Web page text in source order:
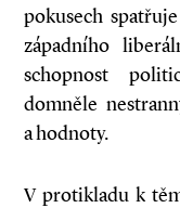
pokusech
západního
schopnost
domněle
a hodnoty.
V protikladu k